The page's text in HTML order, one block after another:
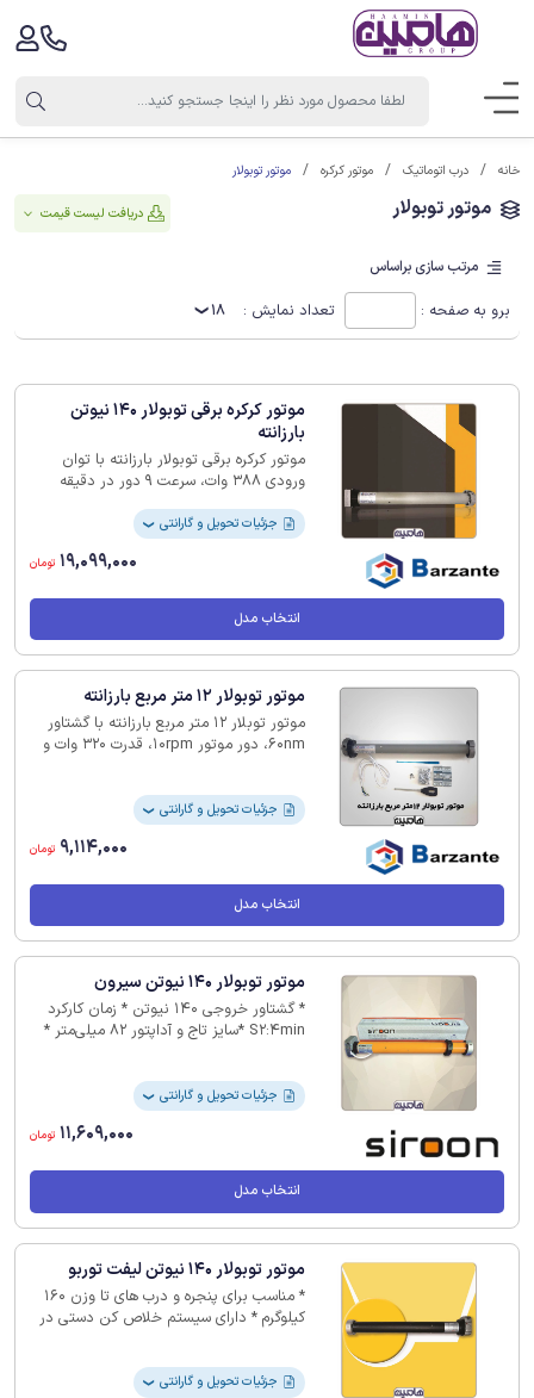
خانه درب اتوماتیک موتور کرکره موتور توبولار
موتور توبولار دریافت لیست قیمت
مرتب سازی براساس
برو به صفحه : تعداد نمایش : 18
موتور کرکره برقی توبولار 140 نیوتن
بارزانته
موتور کرکره برقی توبولار بارزانته با توان
ورودی 388 وات، سرعت 9 دور در دقیقه
کاربردهای مختلف مورد استفاده قرار بگیرد
جزئیات تحویل و گارانتی ❯
19,099,000 تومان
انتخاب مدل
موتور توبولار 12 متر مربع بارزانته
موتور توبلار 12 متر مربع بارزانته با گشتاور
60nm، دور موتور 10rpm، قدرت 320 وات و
جزئیات تحویل و گارانتی ❯
9,114,000 تومان
انتخاب مدل
موتور توبولار 140 نیوتن سیرون
* گشتاور خروجی 140 نیوتن * زمان کارکرد
S2:4min *سایز تاج و آداپتور 82 میلی‌متر *
سال گارانتی
جزئیات تحویل و گارانتی ❯
11,609,000 تومان
انتخاب مدل
موتور توبولار 140 نیوتن لیفت توربو
* مناسب برای پنجره و درب های تا وزن 160
کیلوگرم * دارای سیستم خلاص کن دستی در
جزئیات تحویل و گارانتی ❯